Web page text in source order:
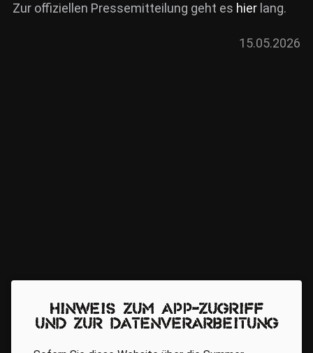
Zur offiziellen Pressemitteilung geht es hier lang.
15.05.2026
Hinweis zum App-Zugriff
und zur Datenverarbeitung